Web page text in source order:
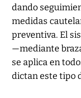
dando
medidas
preventiva. El
—mediante
se aplica en
dictan este tipo